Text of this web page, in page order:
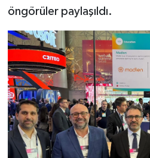
öngörüler paylaşıldı.